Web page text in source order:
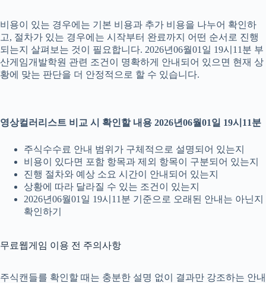
비용이 있는 경우에는 기본 비용과 추가 비용을 나누어 확인하
고, 절차가 있는 경우에는 시작부터 완료까지 어떤 순서로 진행
되는지 살펴보는 것이 필요합니다. 2026년06월01일 19시11분 부
산게임개발학원 관련 조건이 명확하게 안내되어 있으면 현재 상
황에 맞는 판단을 더 안정적으로 할 수 있습니다.
영상컬러리스트 비교 시 확인할 내용 2026년06월01일 19시11분
주식수수료 안내 범위가 구체적으로 설명되어 있는지
비용이 있다면 포함 항목과 제외 항목이 구분되어 있는지
진행 절차와 예상 소요 시간이 안내되어 있는지
상황에 따라 달라질 수 있는 조건이 있는지
2026년06월01일 19시11분 기준으로 오래된 안내는 아닌지
확인하기
무료웹게임 이용 전 주의사항
주식캔들를 확인할 때는 충분한 설명 없이 결과만 강조하는 안내